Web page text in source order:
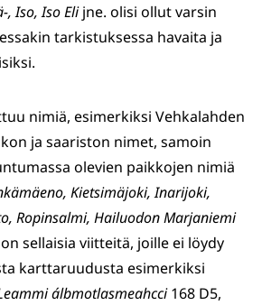
, Iso, Iso Elijne. olisi ollut varsin
tarkistuksessa havaita ja
nimiä, esimerkiksi Vehkalahden
ja saariston nimet, samoin
olevien paikkojen nimiä
Kietsimäjoki, Inarijoki,
Ropinsalmi, HailuodonMarjaniemi
sellaisia viitteitä, joille ei löydy
karttaruudusta esimerkiksi
álbmotlasmeahcci168 D5,